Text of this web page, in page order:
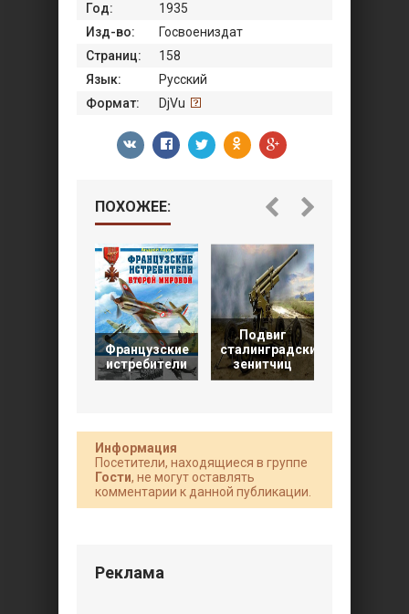
Год:
1935
Изд-во:
Госвоениздат
Страниц:
158
Язык:
Русский
Формат:
DjVu
ПОХОЖЕЕ:
Французские
истребители
Подвиг
сталинградских
зенитчиц
Информация
Посетители, находящиеся в группе
Гости, не могут оставлять
комментарии к данной публикации.
Реклама